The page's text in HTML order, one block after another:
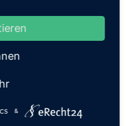
&